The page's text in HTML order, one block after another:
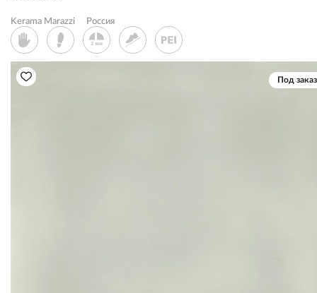
Kerama Marazzi Россия
Под заказ